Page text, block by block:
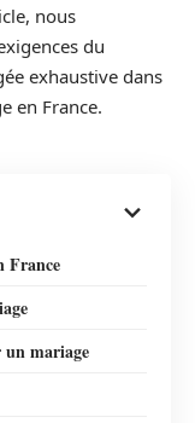
nous
du
exhaustive dans
en France.
France
un mariage